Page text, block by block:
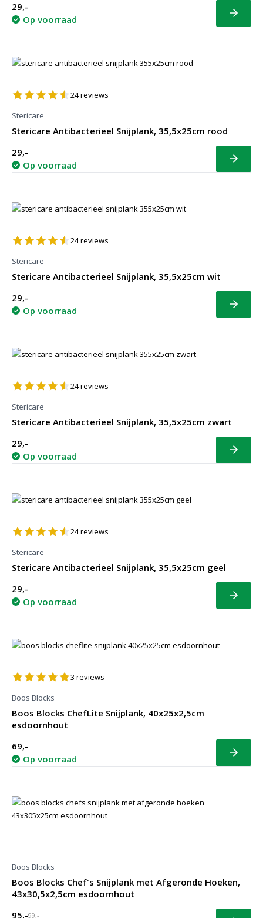
29,-
Op voorraad
Bekijk
24reviews
Stericare
Stericare Antibacterieel Snijplank, 35,5x25cm rood
29,-
Op voorraad
Bekijk
24reviews
Stericare
Stericare Antibacterieel Snijplank, 35,5x25cm wit
29,-
Op voorraad
Bekijk
24reviews
Stericare
Stericare Antibacterieel Snijplank, 35,5x25cm zwart
29,-
Op voorraad
Bekijk
24reviews
Stericare
Stericare Antibacterieel Snijplank, 35,5x25cm geel
29,-
Op voorraad
Bekijk
3 reviews
Boos Blocks
Boos Blocks ChefLite Snijplank, 40x25x2,5cm
esdoornhout
69,-
Op voorraad
Bekijk
Boos Blocks
Boos Blocks Chef's Snijplank met Afgeronde Hoeken,
43x30,5x2,5cm esdoornhout
95,-99,-